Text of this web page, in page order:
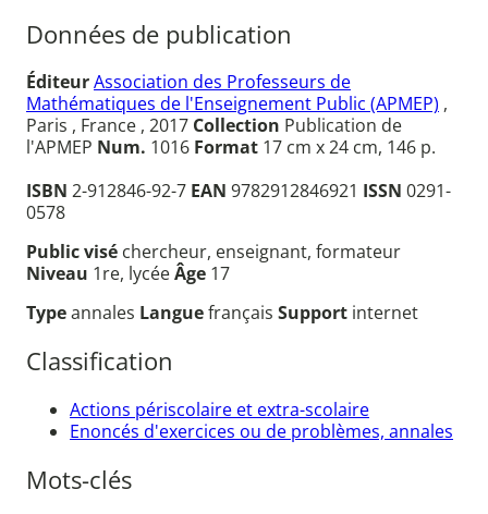
Données de publication
ÉditeurAssociation des Professeurs de
Mathématiques de l'Enseignement Public (APMEP) ,
Paris , France , 2017 Collection Publication de
l'APMEP Num. 1016 Format 17 cm x 24 cm, 146 p.
ISBN 2-912846-92-7 EAN 9782912846921 ISSN 0291-
0578
Public visé chercheur, enseignant, formateur
Niveau 1re, lycéeÂge 17
Typeannales Languefrançais Support internet
Classification
Actions périscolaire et extra-scolaire
Enoncés d'exercices ou de problèmes, annales
Mots-clés